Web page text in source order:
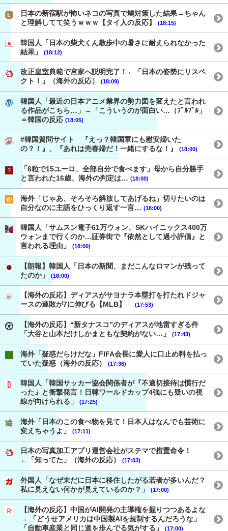
日本の新宿駅が怖いネコの写真で鳩対策した結果→ちゃん
と理解してて笑うｗｗｗ【タイ人の反応】
(18:15)
韓国人「日本の柴犬くん散歩中の暑さに耐えられなかった
結果」
(18:12)
改正皇室典範で宮家へ説明完了！←「日本の姿勢にリスペ
クト！」（海外の反応）
(18:09)
韓国人「最近の日本アニメ業界の勢力図を変えたと言われ
る作品がこちら…」→「こういうのが面白い…（ﾌﾞﾙﾌﾞﾙ」
＝韓国の反応 (18:05)
#韓国質問サイト 『えっ？韓国軍にも慰安婦いた
の？！』、『あれは売春婦だ！一緒にするな！』
(18:00)
「6粒で15ユーロ、全部自分で食べます」母から自分勝手
と言われた16歳、海外の判定は… (18:00)
海外「じゃあ、そろそろ解放してあげるね」切りたいのは
自分なのに主語をひっくり返す一言… (18:00)
韓国人「サムスン電子61万ウォン、SKハイニックス400万
ウォンまで行くのか…証券街で『依然として過小評価』と
言われる理由」
(18:00)
【朗報】韓国人「日本の新聞、まだこんなロマンが残って
たのか」
(18:00)
【海外の反応】ディアスがサヨナラ本塁打を打たれドジャ
ースの連敗が7に伸びる【MLB】
(17:53)
【海外の反応】“新タナスコ”のディアスが地雷すぎる件
「大谷と山本だけしかまともな契約がない…」
(17:43)
海外「疑惑だらけだな」FIFA会長に愛人に口止め料を払っ
ていた疑惑（海外の反応）
(17:36)
韓国人「韓国サッカー協会関係者が『不適切接待は慣行だ
った』と衝撃発言！日韓ワールドカップ4強にも疑いの視
線が向けられる」
(17:25)
海外「日本のこの食べ物を見て！日本人はなんでも芸術に
変えちゃうよ」
(17:11)
日本の写真加工アプリ運営会社がステマで措置命令！
←「知ってた」（海外の反応）
(17:03)
外国人「なぜ未だに日本に移住したがる若者が多いんだ？
私に見えない何かが見えているのか？」
(17:00)
【海外の反応】中国がAI開発の主導権を握りつつあるよな
→ 「どうせアメリカは中国製AIを規制するんだろうな」
「自動車産業と同じ道を歩んでる気がする」
(17:00)